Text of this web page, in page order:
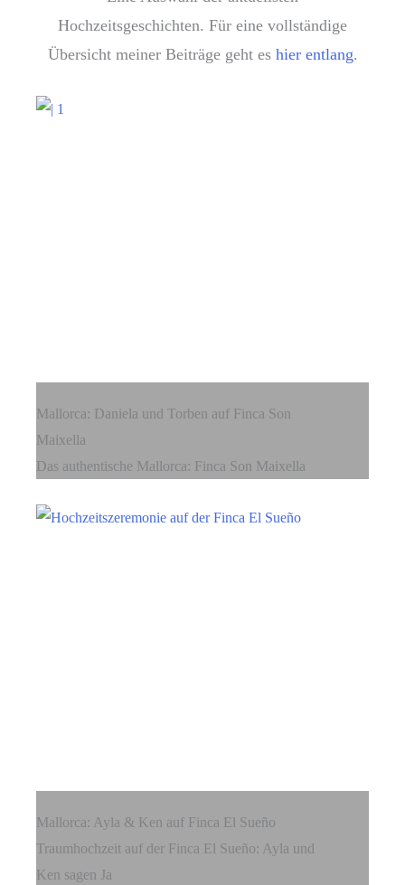
Hochzeitsgeschichten. Für eine vollständige
Übersicht meiner Beiträge geht es hier entlang.
Mallorca: Daniela und Torben auf Finca Son
Maixella
Das authentische Mallorca: Finca Son Maixella
Mallorca: Ayla & Ken auf Finca El Sueño
Traumhochzeit auf der Finca El Sueño: Ayla und
Ken sagen Ja